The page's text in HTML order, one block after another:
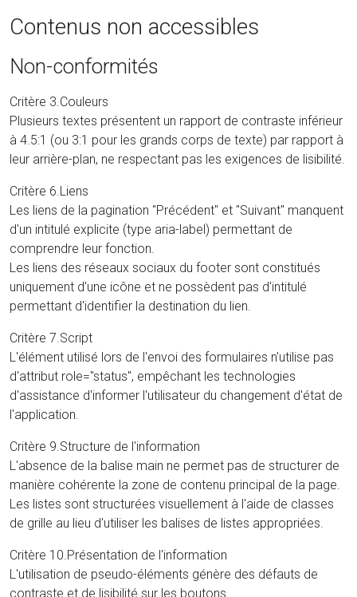
Contenus non accessibles
Non-conformités
Critère 3.Couleurs
Plusieurs textes présentent un rapport de contraste inférieur
à 4.5:1 (ou 3:1 pour les grands corps de texte) par rapport à
leur arrière-plan, ne respectant pas les exigences de lisibilité.
Critère 6.Liens
Les liens de la pagination "Précédent" et "Suivant" manquent
d'un intitulé explicite (type aria-label) permettant de
comprendre leur fonction.
Les liens des réseaux sociaux du footer sont constitués
uniquement d'une icône et ne possèdent pas d'intitulé
permettant d'identifier la destination du lien.
Critère 7.Script
L'élément utilisé lors de l'envoi des formulaires n'utilise pas
d'attribut role="status", empêchant les technologies
d'assistance d'informer l'utilisateur du changement d'état de
l'application.
Critère 9.Structure de l'information
L'absence de la balise main ne permet pas de structurer de
manière cohérente la zone de contenu principal de la page.
Les listes sont structurées visuellement à l'aide de classes
de grille au lieu d'utiliser les balises de listes appropriées.
Critère 10.Présentation de l'information
L'utilisation de pseudo-éléments génère des défauts de
contraste et de lisibilité sur les boutons.